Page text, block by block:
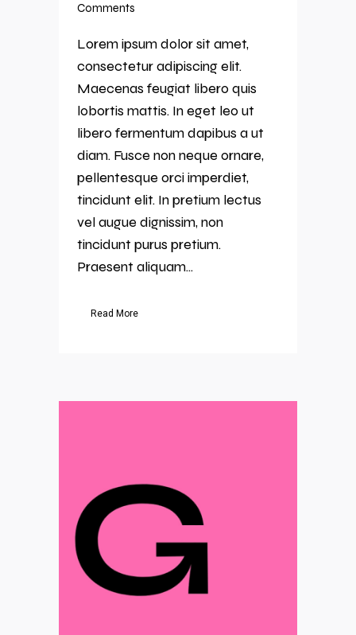
Comments
Lorem ipsum dolor sit amet,
consectetur adipiscing elit.
Maecenas feugiat libero quis
lobortis mattis. In eget leo ut
libero fermentum dapibus a ut
diam. Fusce non neque ornare,
pellentesque orci imperdiet,
tincidunt elit. In pretium lectus
vel augue dignissim, non
tincidunt purus pretium.
Praesent aliquam...
Read More